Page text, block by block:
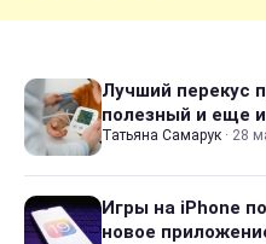
Лучший перекус
полезный и еще
Татьяна Самарук · 28
Игры на iPhone
новое